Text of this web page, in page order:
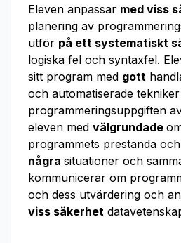
Eleven anpassar med viss
planering av
utför på ett systematiskt
logiska fel och syntaxfel.
sitt program med gott
och automatiserade
programmeringsuppgiften
eleven med välgrundade
programmets prestanda
några situationer och
kommunicerar om
och dess utvärdering och
viss säkerhet